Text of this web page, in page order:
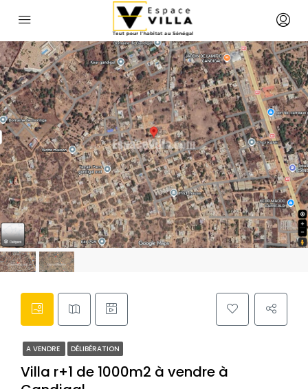
A VENDRE DÉLIBÉRATION
Villa r+1 de 1000m2 à vendre à